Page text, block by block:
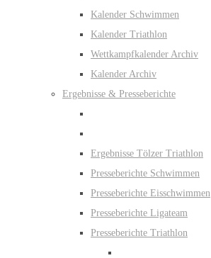
Kalender Schwimmen
Kalender Triathlon
Wettkampfkalender Archiv
Kalender Archiv
Ergebnisse & Presseberichte
Ergebnisse Tölzer Triathlon
Presseberichte Schwimmen
Presseberichte Eisschwimmen
Presseberichte Ligateam
Presseberichte Triathlon